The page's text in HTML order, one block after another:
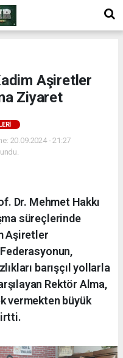
Aşiretler
Ziyaret
20.09.2024 - 21:27
Dr. Mehmet Hakkı
süreçlerinde
Aşiretler
barışçıl yollarla
Rektör Alma,
vermekten büyük